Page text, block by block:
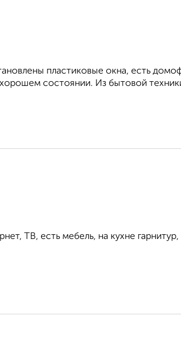
пластиковые окна, есть
состоянии. Из бытовой
ТВ, есть мебель, на кухне